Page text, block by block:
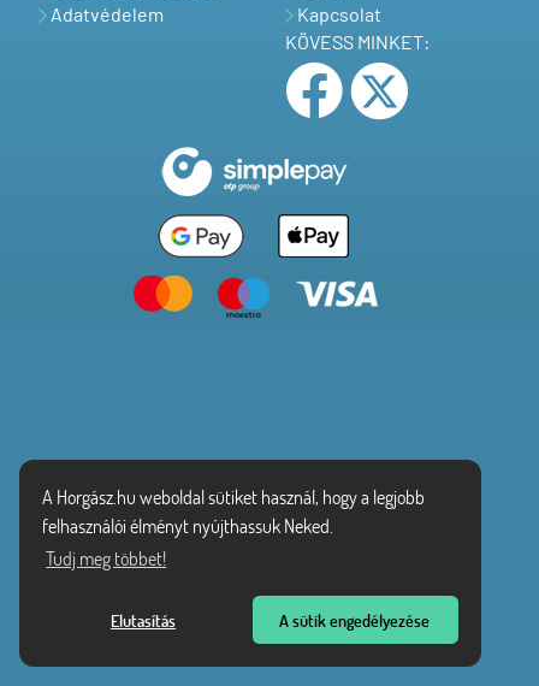
A Horgász.hu weboldal sütiket használ, hogy a legjobb
felhasználói élményt nyújthassuk Neked.
Tudj meg többet!
Elutasítás A sütik engedélyezése
Adatvédelem
Kapcsolat
KÖVESS MINKET: